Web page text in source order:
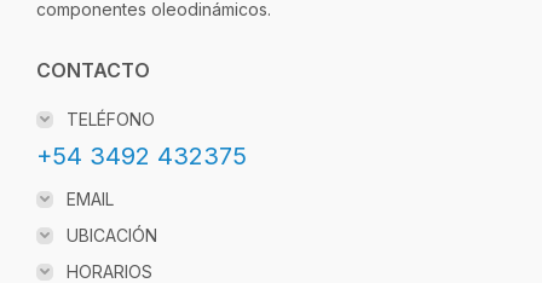
componentes oleodinámicos.
CONTACTO
TELÉFONO
+54 3492 432375
EMAIL
UBICACIÓN
HORARIOS